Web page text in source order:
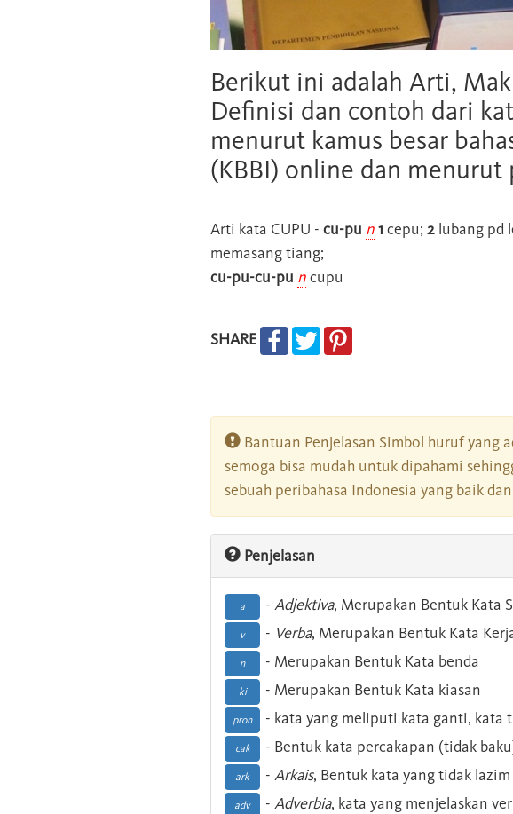
Berikut ini adalah Arti,
Definisi dan contoh dari
menurut kamus besar
(KBBI) online dan menurut
Arti kata CUPU - cu-pu n1 cepu; 2 lubang pd
memasang tiang;
cu-pu-cu-pu ncupu
SHARE
Bantuan Penjelasan Simbol huruf yang
semoga bisa mudah untuk dipahami
sebuah peribahasa Indonesia yang baik
Penjelasan
a - Adjektiva, Merupakan Bentuk Kata
v - Verba, Merupakan Bentuk Kata
n - Merupakan Bentuk Kata benda
ki - Merupakan Bentuk Kata kiasan
pron - kata yang meliputi kata ganti, kata
cak - Bentuk kata percakapan (tidak
ark - Arkais, Bentuk kata yang tidak
adv - Adverbia, kata yang menjelaskan